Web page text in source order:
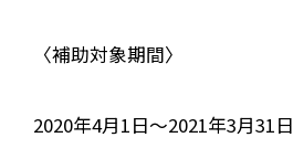
〈補助対象期間〉
2020年4月1日〜2021年3月31日